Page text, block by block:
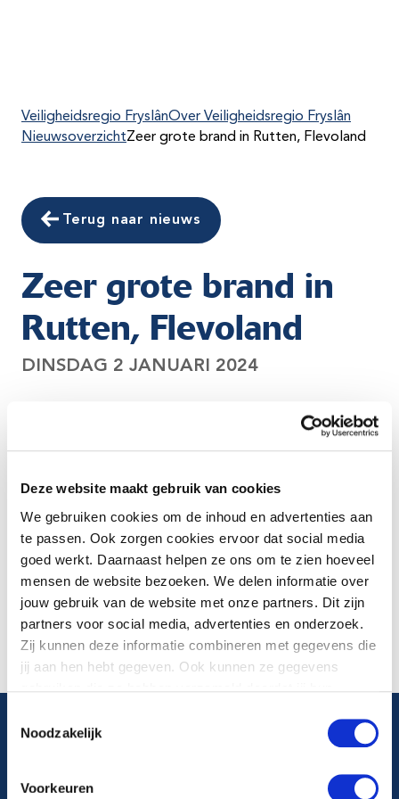
Deze website maakt gebruik van cookies
We gebruiken cookies om de inhoud en advertenties aan
te passen. Ook zorgen cookies ervoor dat social media
goed werkt. Daarnaast helpen ze ons om te zien hoeveel
mensen de website bezoeken. We delen informatie over
jouw gebruik van de website met onze partners. Dit zijn
partners voor social media, advertenties en onderzoek.
Zij kunnen deze informatie combineren met gegevens die
jij aan hen hebt gegeven. Ook kunnen ze gegevens
Noodzakelijk
Voorkeuren
Veiligheidsregio FryslânOver Veiligheidsregio Fryslân
NieuwsoverzichtZeer grote brand in Rutten, Flevoland
Terug naar nieuws
Zeer grote brand in
Rutten, Flevoland
DINSDAG 2 JANUARI 2024
Op dit moment is er een zeer grote brand in Rutten bij
rook? Doe dan ramen en deuren dicht en zet de
automatische ventilatie uit.
Meer informatie over de brand en de ontwikkeling van
het incident vind je opde website van de
Veiligheidsregio Flevoland.
Algemeen telefoonnummer
088 22 99 999